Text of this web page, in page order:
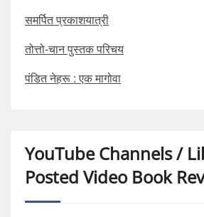
समर्पित प्रकाशयात्री
तोत्तो-चान पुस्तक परिचय
पंडित नेहरू : एक मागोवा
YouTube Channels /
Posted Video Book